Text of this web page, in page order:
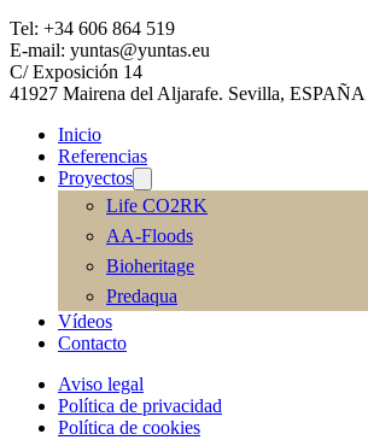
Tel: +34 606 864 519
E-mail: yuntas@yuntas.eu
C/ Exposición 14
41927 Mairena del Aljarafe. Sevilla, ESPAÑA
Inicio
Referencias
Proyectos
Life CO2RK
AA-Floods
Bioheritage
Predaqua
Vídeos
Contacto
Aviso legal
Política de privacidad
Política de cookies